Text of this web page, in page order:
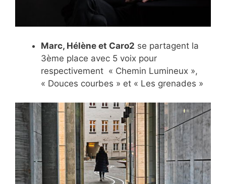
Marc, Hélène et Caro2 se partagent la
3ème place avec 5 voix pour
respectivement « Chemin Lumineux »,
« Douces courbes » et « Les grenades »